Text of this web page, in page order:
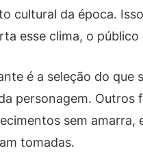
cultural da época.
esse clima, o
é a seleção do que
personagem. Outros
sem
tomadas.